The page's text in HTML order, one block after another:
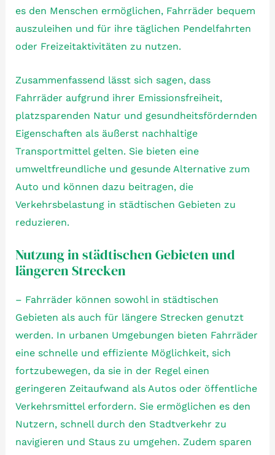
es den Menschen ermöglichen, Fahrräder bequem
auszuleihen und für ihre täglichen Pendelfahrten
oder Freizeitaktivitäten zu nutzen.
Zusammenfassend lässt sich sagen, dass
Fahrräder aufgrund ihrer Emissionsfreiheit,
platzsparenden Natur und gesundheitsfördernden
Eigenschaften als äußerst nachhaltige
Transportmittel gelten. Sie bieten eine
umweltfreundliche und gesunde Alternative zum
Auto und können dazu beitragen, die
Verkehrsbelastung in städtischen Gebieten zu
reduzieren.
Nutzung in städtischen Gebieten und
längeren Strecken
– Fahrräder können sowohl in städtischen
Gebieten als auch für längere Strecken genutzt
werden. In urbanen Umgebungen bieten Fahrräder
eine schnelle und effiziente Möglichkeit, sich
fortzubewegen, da sie in der Regel einen
geringeren Zeitaufwand als Autos oder öffentliche
Verkehrsmittel erfordern. Sie ermöglichen es den
Nutzern, schnell durch den Stadtverkehr zu
navigieren und Staus zu umgehen. Zudem sparen